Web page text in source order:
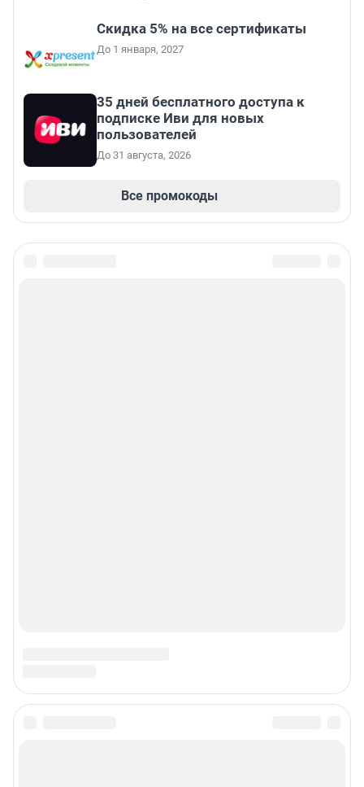
Скидка 5% на все сертификаты
До 1 января, 2027
35 дней бесплатного доступа к
подписке Иви для новых
пользователей
До 31 августа, 2026
Все промокоды